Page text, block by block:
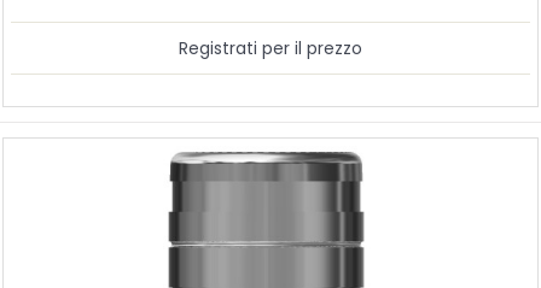
Registrati per il prezzo